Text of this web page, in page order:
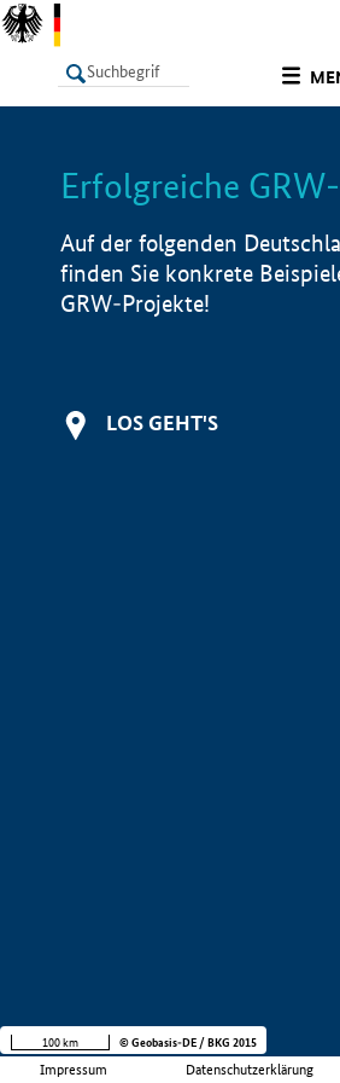
LISTE
Erfolgreiche
Auf der folgenden
finden Sie konkrete
GRW-Projekte!
LOS GEHT'S
Impressum Datenschutzerklärung
100 km © Geobasis-DE / BKG 2015